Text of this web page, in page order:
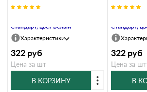
Стандарт, цвет Белый
Характеристики
322 руб
Цена за шт
В КОРЗИНУ
Стандарт,
322 руб
Цена за шт
В